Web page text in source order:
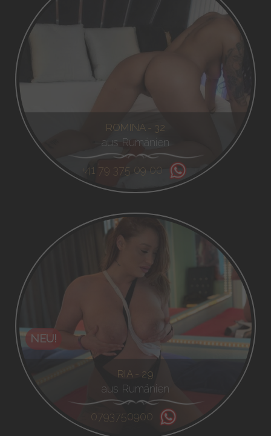
ROMINA - 32
aus Rumänien
+41 79 375 09 00
NEU!
RIA - 29
aus Rumänien
0793750900